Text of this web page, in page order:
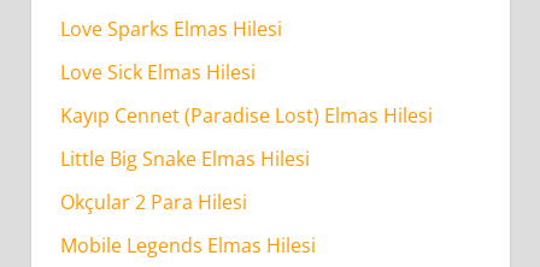
Love Sparks Elmas Hilesi
Love Sick Elmas Hilesi
Kayıp Cennet (Paradise Lost) Elmas Hilesi
Little Big Snake Elmas Hilesi
Okçular 2 Para Hilesi
Mobile Legends Elmas Hilesi